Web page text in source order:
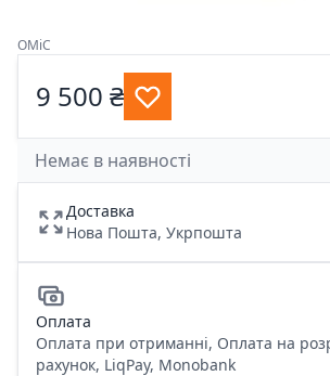
OMiC
9 500 ₴
Немає в наявності
Доставка
Нова Пошта, Укрпошта
Оплата
Оплата при отриманні, Оплата на
рахунок, LiqPay, Monobank